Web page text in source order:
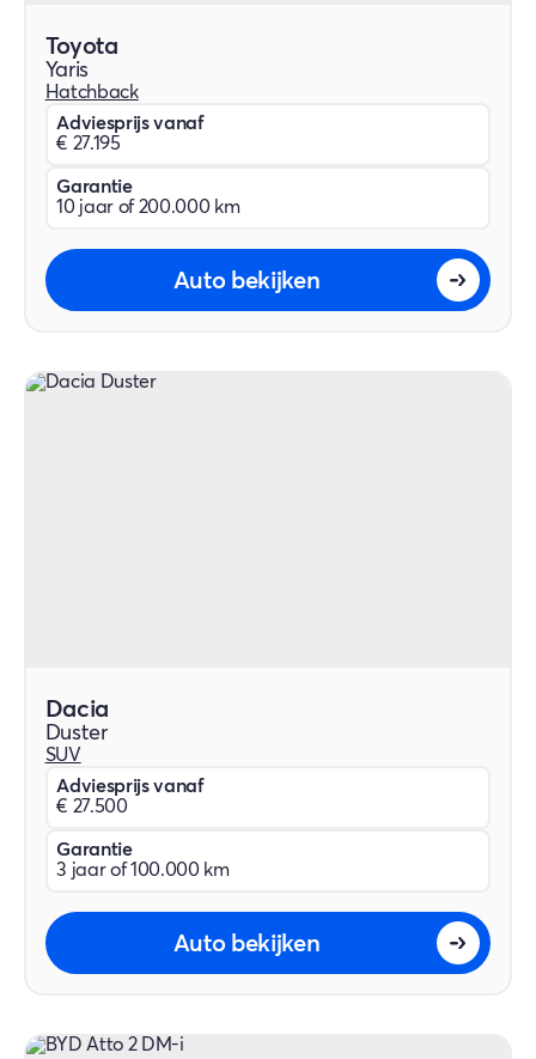
Toyota
Yaris
Hatchback
Adviesprijs vanaf
€ 27.195
Garantie
10 jaar of 200.000 km
Auto bekijken
Dacia
Duster
SUV
Adviesprijs vanaf
€ 27.500
Garantie
3 jaar of 100.000 km
Auto bekijken